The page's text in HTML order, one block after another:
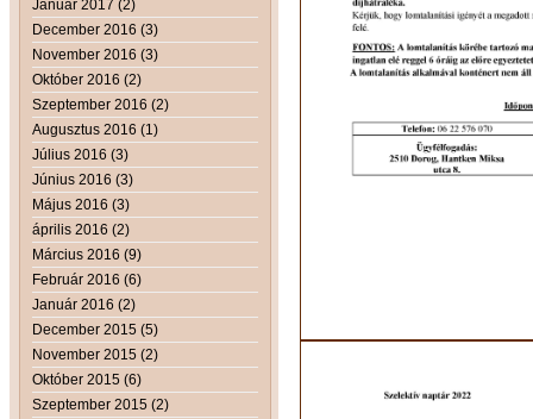
Január 2017 (2)
December 2016 (3)
November 2016 (3)
Október 2016 (2)
Szeptember 2016 (2)
Augusztus 2016 (1)
Július 2016 (3)
Június 2016 (3)
Május 2016 (3)
április 2016 (2)
Március 2016 (9)
Február 2016 (6)
Január 2016 (2)
December 2015 (5)
November 2015 (2)
Október 2015 (6)
Szeptember 2015 (2)